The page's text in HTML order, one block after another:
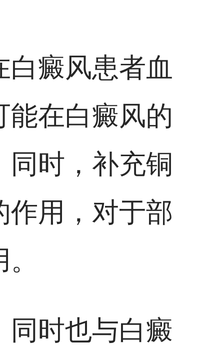
癜风患者血
在白癜风的
时，补充铜
作用，对于部
同时也与白癜